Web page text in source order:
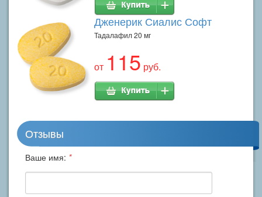
Дженерик Сиалис Софт
Тадалафил 20 мг
от 115 руб.
Отзывы
Ваше имя: *